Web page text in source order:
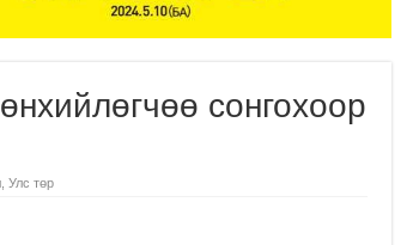
сонгохоор
Улс төр